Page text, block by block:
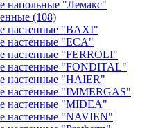
напольные "Лемакс"
(108)
настенные "BAXI"
настенные "ECA"
настенные "FERROLI"
настенные "FONDITAL"
настенные "HAIER"
настенные "IMMERGAS"
настенные "MIDEA"
настенные "NAVIEN"